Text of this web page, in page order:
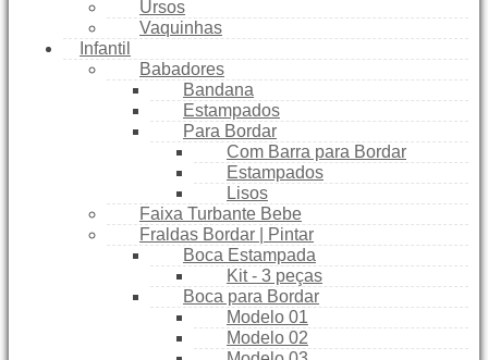
Ursos
Vaquinhas
Infantil
Babadores
Bandana
Estampados
Para Bordar
Com Barra para Bordar
Estampados
Lisos
Faixa Turbante Bebe
Fraldas Bordar | Pintar
Boca Estampada
Kit - 3 peças
Boca para Bordar
Modelo 01
Modelo 02